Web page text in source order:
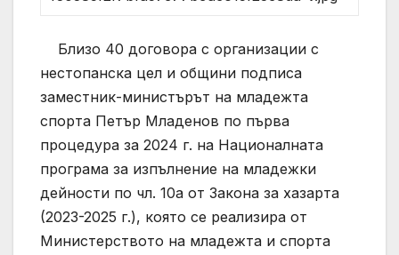
Близо 40 договора с организации с
нестопанска цел и общини подписа
заместник-министърът на младежта
спорта Петър Младенов по първа
процедура за 2024 г. на Националната
програма за изпълнение на младежки
дейности по чл. 10а от Закона за хазарта
(2023-2025 г.), която се реализира от
Министерството на младежта и спорта